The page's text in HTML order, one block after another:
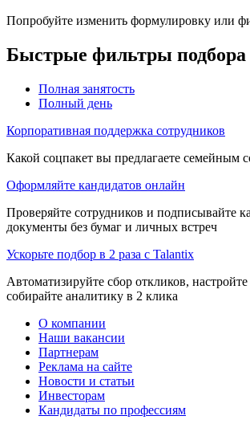
Попробуйте изменить формулировку или
Быстрые фильтры подбора
Полная занятость
Полный день
Корпоративная поддержка сотрудников
Какой соцпакет вы предлагаете семейным
Оформляйте кандидатов онлайн
Проверяйте сотрудников и подписывайте
документы без бумаг и личных встреч
Ускорьте подбор в 2 раза с Talantix
Автоматизируйте сбор откликов,
собирайте аналитику в 2 клика
О компании
Наши вакансии
Партнерам
Реклама на сайте
Новости и статьи
Инвесторам
Кандидаты по профессиям